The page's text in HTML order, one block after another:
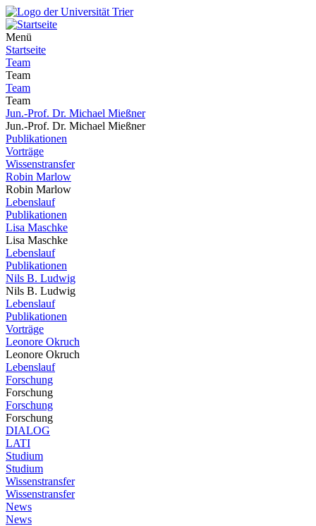
Menü
Startseite
Team
Team
Team
Team
Jun.-Prof. Dr. Michael Mießner
Jun.-Prof. Dr. Michael Mießner
Publikationen
Vorträge
Wissenstransfer
Robin Marlow
Robin Marlow
Lebenslauf
Publikationen
Lisa Maschke
Lisa Maschke
Lebenslauf
Publikationen
Nils B. Ludwig
Nils B. Ludwig
Lebenslauf
Publikationen
Vorträge
Leonore Okruch
Leonore Okruch
Lebenslauf
Forschung
Forschung
Forschung
Forschung
DIALOG
LATI
Studium
Studium
Wissenstransfer
Wissenstransfer
News
News